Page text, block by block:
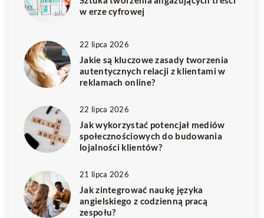
w erze cyfrowej
22 lipca 2026
Jakie są kluczowe zasady tworzenia
autentycznych relacji z klientami w
reklamach online?
22 lipca 2026
Jak wykorzystać potencjał mediów
społecznościowych do budowania
lojalności klientów?
21 lipca 2026
Jak zintegrować naukę języka
angielskiego z codzienną pracą
zespołu?